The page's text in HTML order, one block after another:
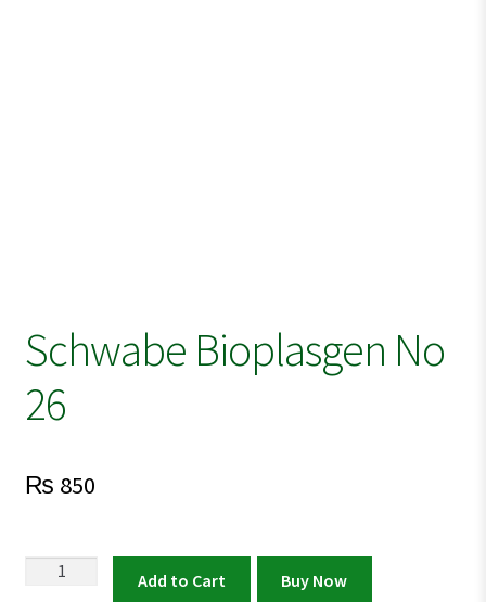
Schwabe Bioplasgen No
26
₨ 850
Schwabe
Add to Cart Buy Now